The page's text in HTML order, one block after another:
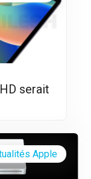
serait
Apple